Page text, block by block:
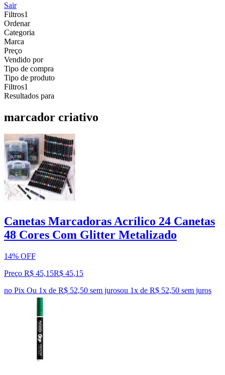
Sair
Filtros1
Ordenar
Categoria
Marca
Preço
Vendido por
Tipo de compra
Tipo de produto
Filtros1
Resultados para
marcador criativo
Canetas Marcadoras Acrílico 24 Canetas
48 Cores Com Glitter Metalizado
14% OFF
Preço R$ 45,15R$ 45,15
no Pix Ou 1x de R$ 52,50 sem jurosou 1x de R$ 52,50 sem juros